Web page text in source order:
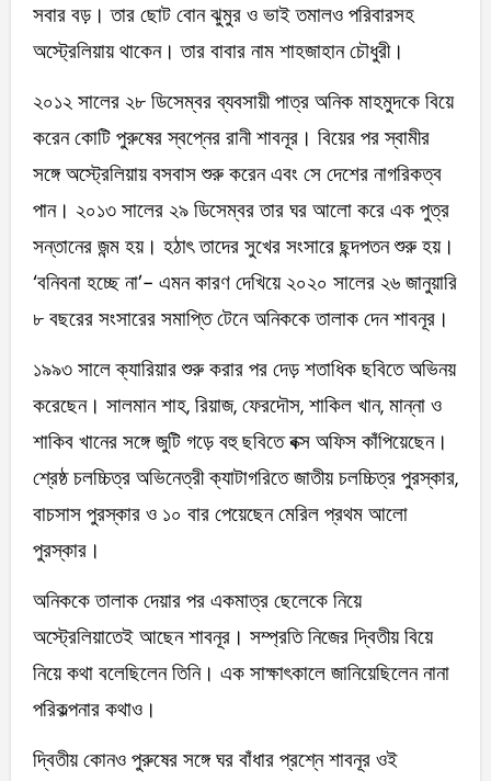
সবার বড়। তার ছোট বোন ঝুমুর ও ভাই তমালও পরিবারসহ
অস্ট্রেলিয়ায় থাকেন। তার বাবার নাম শাহজাহান চৌধুরী।
২০১২ সালের ২৮ ডিসেম্বর ব্যবসায়ী পাত্র অনিক মাহমুদকে বিয়ে
করেন কোটি পুরুষের স্বপ্নের রানী শাবনূর। বিয়ের পর স্বামীর
সঙ্গে অস্ট্রেলিয়ায় বসবাস শুরু করেন এবং সে দেশের নাগরিকত্ব
পান। ২০১৩ সালের ২৯ ডিসেম্বর তার ঘর আলো করে এক পুত্র
সন্তানের জন্ম হয়। হঠাৎ তাদের সুখের সংসারে ছন্দপতন শুরু হয়।
‘বনিবনা হচ্ছে না’- এমন কারণ দেখিয়ে ২০২০ সালের ২৬ জানুয়ারি
৮ বছরের সংসারের সমাপ্তি টেনে অনিককে তালাক দেন শাবনূর।
১৯৯৩ সালে ক্যারিয়ার শুরু করার পর দেড় শতাধিক ছবিতে অভিনয়
করেছেন। সালমান শাহ, রিয়াজ, ফেরদৌস, শাকিল খান, মান্না ও
শাকিব খানের সঙ্গে জুটি গড়ে বহু ছবিতে বক্স অফিস কাঁপিয়েছেন।
শ্রেষ্ঠ চলচ্চিত্র অভিনেত্রী ক্যাটাগরিতে জাতীয় চলচ্চিত্র পুরস্কার,
বাচসাস পুরস্কার ও ১০ বার পেয়েছেন মেরিল প্রথম আলো
পুরস্কার।
অনিককে তালাক দেয়ার পর একমাত্র ছেলেকে নিয়ে
অস্ট্রেলিয়াতেই আছেন শাবনূর। সম্প্রতি নিজের দ্বিতীয় বিয়ে
নিয়ে কথা বলেছিলেন তিনি। এক সাক্ষাৎকালে জানিয়েছিলেন নানা
পরিকল্পনার কথাও।
দ্বিতীয় কোনও পুরুষের সঙ্গে ঘর বাঁধার প্রশ্নে শাবনূর ওই